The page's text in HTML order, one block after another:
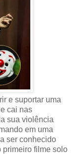
e suportar uma
cai nas
sua violência
em uma
ser conhecido
primeiro filme solo